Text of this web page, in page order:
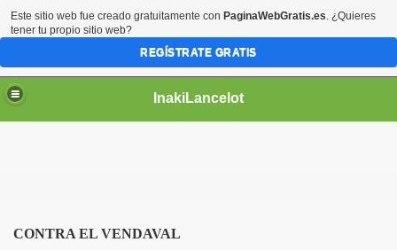
InakiLancelot
CONTRA EL VENDAVAL
Este sitio web fue creado gratuitamente con PaginaWebGratis.es. ¿Quieres
tener tu propio sitio web?
REGÍSTRATE GRATIS